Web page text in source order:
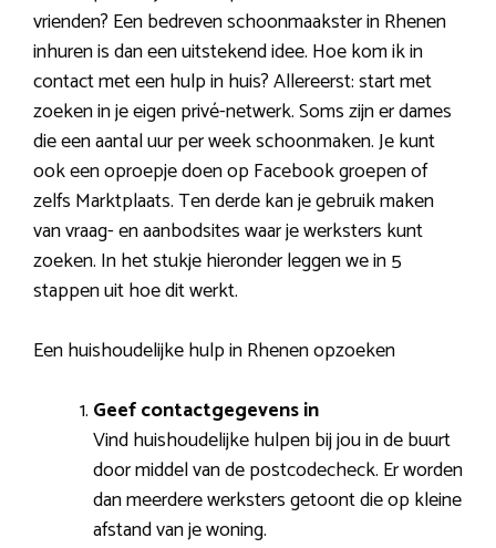
vrienden? Een bedreven schoonmaakster in Rhenen
inhuren is dan een uitstekend idee. Hoe kom ik in
contact met een hulp in huis? Allereerst: start met
zoeken in je eigen privé-netwerk. Soms zijn er dames
die een aantal uur per week schoonmaken. Je kunt
ook een oproepje doen op Facebook groepen of
zelfs Marktplaats. Ten derde kan je gebruik maken
van vraag- en aanbodsites waar je werksters kunt
zoeken. In het stukje hieronder leggen we in 5
stappen uit hoe dit werkt.
Een huishoudelijke hulp in Rhenen opzoeken
Geef contactgegevens in
Vind huishoudelijke hulpen bij jou in de buurt
door middel van de postcodecheck. Er worden
dan meerdere werksters getoont die op kleine
afstand van je woning.